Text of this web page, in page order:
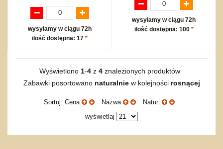
wysyłamy w ciągu 72h
ilość dostępna: 17 *
wysyłamy w ciągu 72h
ilość dostępna: 100 *
Wyświetlono 1-4z 4znalezionych produktów
Zabawki posortowano naturalniew kolejności rosnącej
Sortuj: Cena Nazwa
Natur.
wyświetlaj